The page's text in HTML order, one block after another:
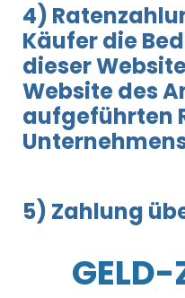
4)
Käufer die
dieser
Website des
aufgeführten
5) Zahlung